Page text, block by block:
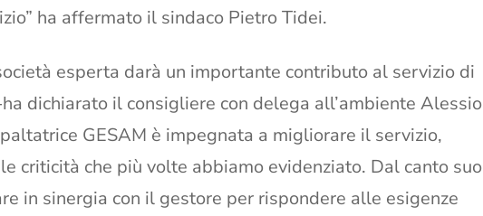
ha affermato il sindaco Pietro Tidei.
esperta darà un importante contributo al servizio di
dichiarato il consigliere con delega all’ambiente Alessio
GESAM è impegnata a migliorare il servizio,
criticità che più volte abbiamo evidenziato. Dal canto suo
in sinergia con il gestore per rispondere alle esigenze